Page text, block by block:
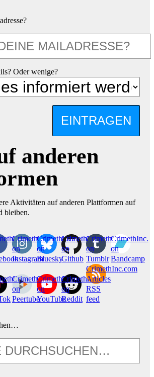
Oder wenige?
EINTRAGEN
anderen
Aktivitäten auf anderen Plattformen auf
bleiben.
Crimethinc.
on
Instagram
Crimethinc.
on
Bluesky
CrimethInc.
on
Github
CrimethInc.
on
Tumblr
CrimethInc.
on
Bandcamp
CrimethInc.
on
Peertube
CrimethInc.
on
YouTube
CrimethInc.
on
Reddit
CrimethInc.com
Articles
RSS
feed